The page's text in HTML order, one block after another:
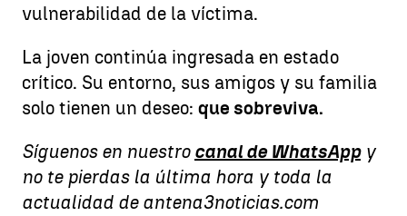
vulnerabilidad de la víctima.
La joven continúa ingresada en estado
crítico. Su entorno, sus amigos y su familia
solo tienen un deseo: que sobreviva.
Síguenos en nuestro canal de WhatsAppy
no te pierdas la última hora y toda la
actualidad de antena3noticias.com